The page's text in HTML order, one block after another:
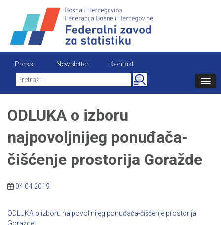
content
Press Newsletter
Kontakt
Search
for:
ODLUKA o izboru
najpovoljnijeg ponuđača-
čišćenje prostorija Goražde
04.04.2019
ODLUKA o izboru najpovoljnijeg ponuđača-čišćenje prostorija
Goražde